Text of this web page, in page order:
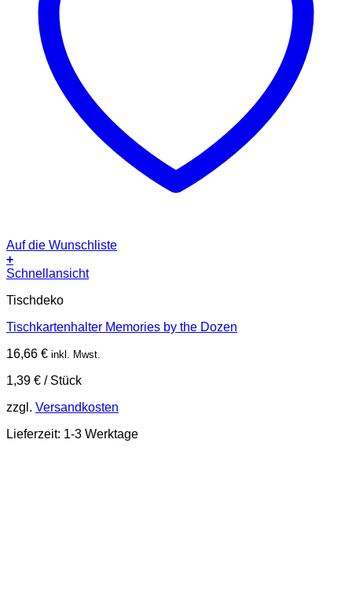
Auf die Wunschliste
+
Schnellansicht
Tischdeko
Tischkartenhalter Memories by the Dozen
16,66 € inkl. Mwst.
1,39 € / Stück
zzgl. Versandkosten
Lieferzeit: 1-3 Werktage